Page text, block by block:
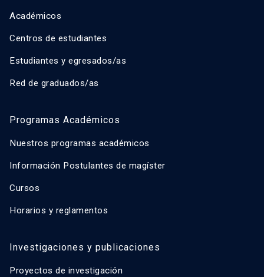
Académicos
Centros de estudiantes
Estudiantes y egresados/as
Red de graduados/as
Programas Académicos
Nuestros programas académicos
Información Postulantes de magíster
Cursos
Horarios y reglamentos
Investigaciones y publicaciones
Proyectos de investigación